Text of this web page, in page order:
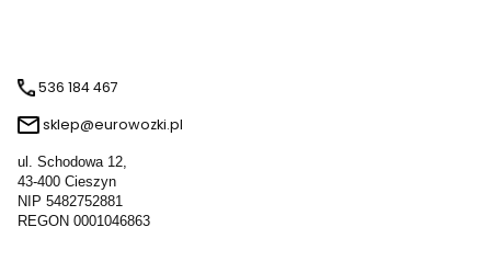
536 184 467
sklep@eurowozki.pl
ul. Schodowa 12,
43-400 Cieszyn
NIP 5482752881
REGON 0001046863